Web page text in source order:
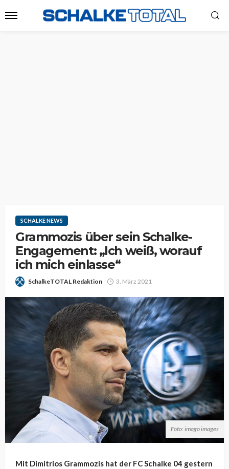
SCHALKE NEWS
Grammozis über sein Schalke-
Engagement: „Ich weiß, worauf
ich mich einlasse“
SchalkeTOTAL Redaktion 3. März 2021
Foto: imago images
Mit Dimitrios Grammozis hat der FC Schalke 04 gestern